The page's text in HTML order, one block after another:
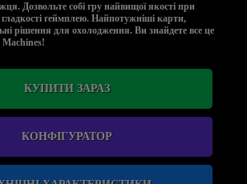
Дозвольте собі гру найвищої якості при
і гладкості геймплею. Найпотужніші карти,
рішення для охолодження. Ви знайдете все це
Machines!
КУПИТИ ЗАРАЗ
КОНФІГУРАТОР